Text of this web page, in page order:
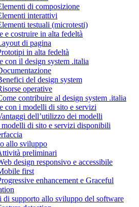
di composizione
interattivi
testuali (microtesti)
e costruire in alta fedeltà
di pagina
in alta fedeltà
con il design system .italia
del design system
operative
contribuire al design system .italia
con i modelli di sito e servizi
dell’utilizzo dei modelli
di sito e servizi disponibili
allo sviluppo
preliminari
design responsivo e accessibile
first
enhancement e Graceful
di supporto allo sviluppo del software